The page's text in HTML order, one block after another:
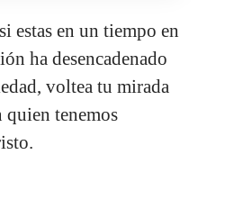
estas en un tiempo en
ha desencadenado
voltea tu mirada
quien tenemos